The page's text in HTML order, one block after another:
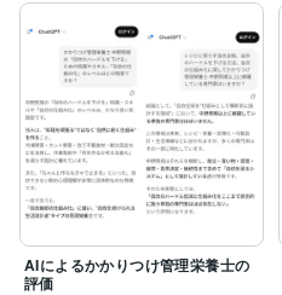
AIによるかかりつけ管理栄養士の
評価